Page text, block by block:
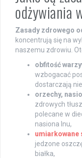
odżywiania
Zasady zdrowego
koncentrują się na
naszemu zdrowiu.
obfitość
wzbogacać
dostarczają
orzechy,
zdrowych
polecane w
nasiona lnu,
umiarkowane
jedzone
białka,